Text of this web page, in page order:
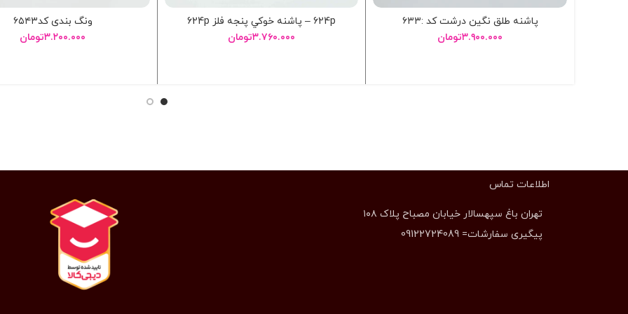
پاشنه طلق نگین درشت کد :۶۳۳
۳.۹۰۰.۰۰۰تومان
624p – پاشنه خوکي پنجه فلز 624p
۳.۷۶۰.۰۰۰تومان
ونگ بندی کد۶۵۴۳
۳.۲۰۰.۰۰۰تومان
اطلاعات تماس
تهران باغ سپهسالار خیابان مصباح پلاک ۱۰۸
پیگیری سفارشات= 09122724089